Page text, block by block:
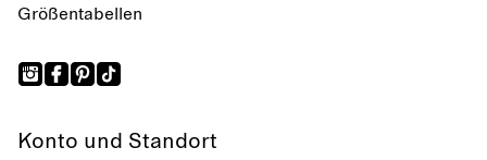
Größentabellen
Konto und Standort